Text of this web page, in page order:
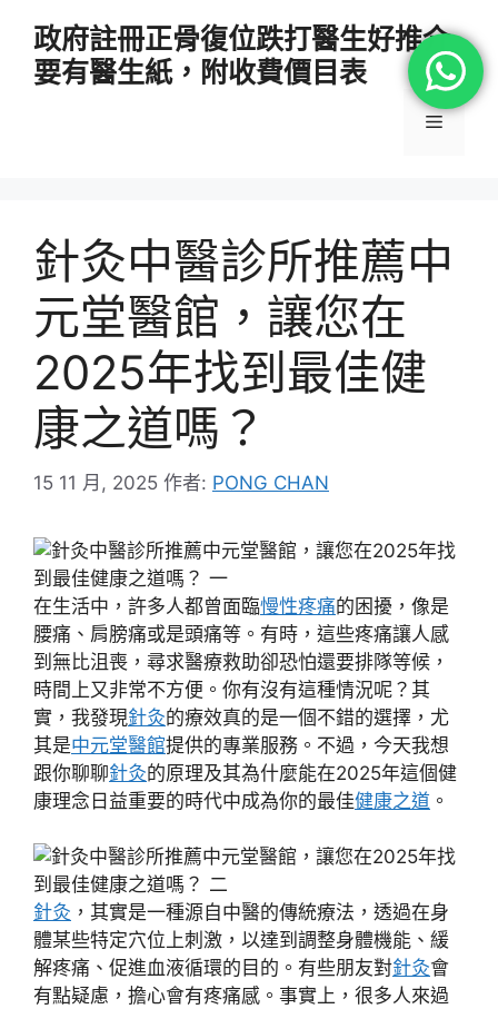
政府註冊正骨復位跌打醫生好推介
要有醫生紙，附收費價目表
選
針灸中醫診所推薦中
元堂醫館，讓您在
2025年找到最佳健
康之道嗎？
15 11 月, 2025 作者: PONG CHAN
在生活中，許多人都曾面臨慢性疼痛的困擾，像是
腰痛、肩膀痛或是頭痛等。有時，這些疼痛讓人感
到無比沮喪，尋求醫療救助卻恐怕還要排隊等候，
時間上又非常不方便。你有沒有這種情況呢？其
實，我發現針灸的療效真的是一個不錯的選擇，尤
其是中元堂醫館提供的專業服務。不過，今天我想
跟你聊聊針灸的原理及其為什麼能在2025年這個健
康理念日益重要的時代中成為你的最佳健康之道 。
針灸 ，其實是一種源自中醫的傳統療法，透過在身
體某些特定穴位上刺激，以達到調整身體機能、緩
解疼痛、促進血液循環的目的。有些朋友對針灸會
有點疑慮，擔心會有疼痛感。事實上，很多人來過